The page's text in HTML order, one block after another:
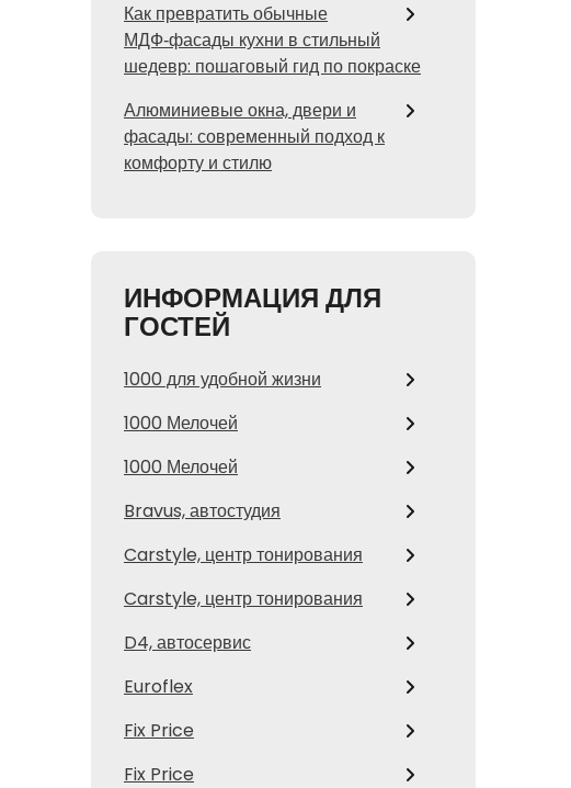
Как превратить обычные
МДФ‑фасады кухни в стильный
шедевр: пошаговый гид по покраске
Алюминиевые окна, двери и
фасады: современный подход к
комфорту и стилю
ИНФОРМАЦИЯ ДЛЯ
ГОСТЕЙ
1000 для удобной жизни
1000 Мелочей
1000 Мелочей
Bravus, автостудия
Carstyle, центр тонирования
Carstyle, центр тонирования
D4, автосервис
Euroflex
Fix Price
Fix Price